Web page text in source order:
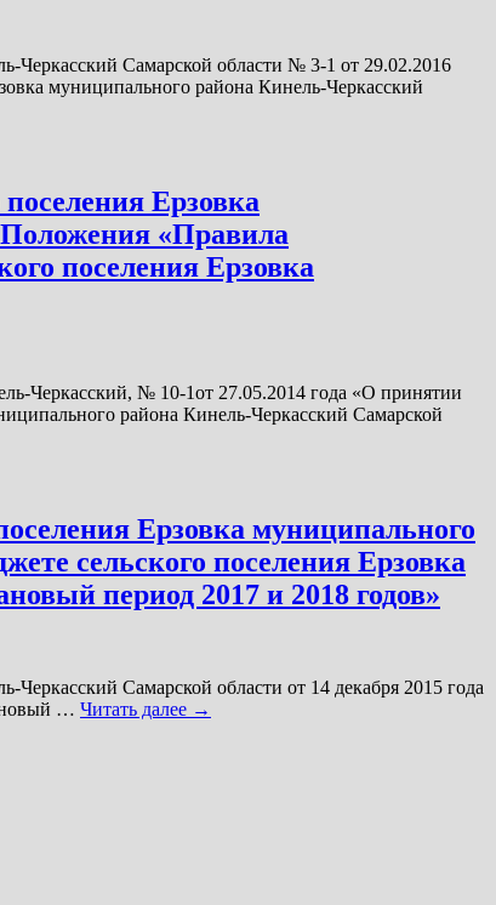
Черкасский Самарской области № 3-1 от 29.02.2016
муниципального района Кинель-Черкасский
Ерзовка
«Правила
поселения Ерзовка
Черкасский, № 10-1от 27.05.2014 года «О принятии
района Кинель-Черкасский Самарской
Ерзовка муниципального
сельского поселения Ерзовка
период 2017 и 2018 годов»
Самарской области от 14 декабря 2015 года
… Читать далее →